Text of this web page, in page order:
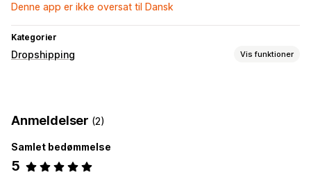
Denne app er ikke oversat til Dansk
Kategorier
Dropshipping Vis funktioner
Anmeldelser (2)
Samlet bedømmelse
5